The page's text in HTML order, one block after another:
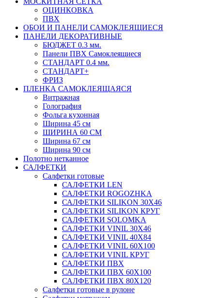
ОЦИНКОВКА
ПВХ
ОБОИ И ПАНЕЛИ САМОКЛЕЯЩИЕСЯ
ПАНЕЛИ ДЕКОРАТИВНЫЕ
БЮДЖЕТ 0.3 мм.
Панели ПВХ Самоклеящиеся
СТАНДАРТ 0.4 мм.
СТАНДАРТ+
ФРИЗ
ПЛЕНКА САМОКЛЕЯЩАЯСЯ
Витражная
Голография
Фольга кухонная
Ширина 45 см
ШИРИНА 60 СМ
Ширина 67 см
Ширина 90 см
Полотно нетканное
САЛФЕТКИ
Салфетки готовые
САЛФЕТКИ LEN
САЛФЕТКИ ROGOZHKA
САЛФЕТКИ SILIKON 30Х46
САЛФЕТКИ SILIKON КРУГ
САЛФЕТКИ SOLOMKA
САЛФЕТКИ VINIL 30Х46
САЛФЕТКИ VINIL 40Х84
САЛФЕТКИ VINIL 60Х100
САЛФЕТКИ VINIL КРУГ
САЛФЕТКИ ПВХ
САЛФЕТКИ ПВХ 60Х100
САЛФЕТКИ ПВХ 80Х120
Салфетки готовые в рулоне